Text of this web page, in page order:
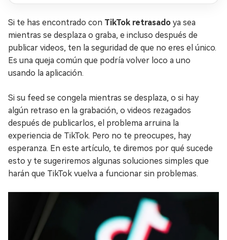
Si te has encontrado con TikTok retrasado ya sea
mientras se desplaza o graba, e incluso después de
publicar videos, ten la seguridad de que no eres el único.
Es una queja común que podría volver loco a uno
usando la aplicación.
Si su feed se congela mientras se desplaza, o si hay
algún retraso en la grabación, o videos rezagados
después de publicarlos, el problema arruina la
experiencia de TikTok. Pero no te preocupes, hay
esperanza. En este artículo, te diremos por qué sucede
esto y te sugeriremos algunas soluciones simples que
harán que TikTok vuelva a funcionar sin problemas.